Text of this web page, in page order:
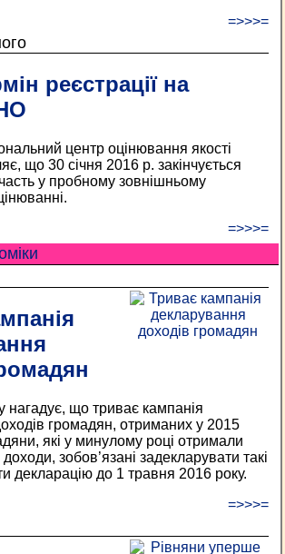
=>>>=
реєстрації на
центр оцінювання якості
що 30 січня 2016 р. закінчується
у пробному зовнішньому
=>>>=
нагадує, що триває кампанія
громадян, отриманих у 2015
які у минулому році отримали
зобов’язані задекларувати такі
декларацію до 1 травня 2016 року.
=>>>=